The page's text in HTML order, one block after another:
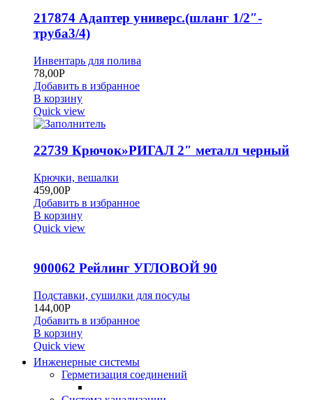
217874 Адаптер универс.(шланг 1/2″-
труба3/4)
Инвентарь для полива
78,00Р
Добавить в избранное
В корзину
Quick view
22739 Крючок»РИГАЛ 2″ металл черный
Крючки, вешалки
459,00Р
Добавить в избранное
В корзину
Quick view
900062 Рейлинг УГЛОВОЙ 90
Подставки, сушилки для посуды
144,00Р
Добавить в избранное
В корзину
Quick view
Инженерные системы
Герметизация соединений